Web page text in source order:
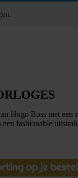
Hugo Boss met
fashionable